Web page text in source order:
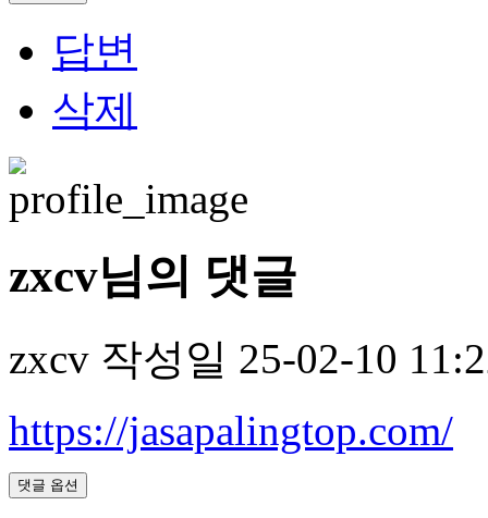
답변
삭제
zxcv님의 댓글
zxcv 작성일 25-02-10
https://jasapalingtop.com/
댓글 옵션